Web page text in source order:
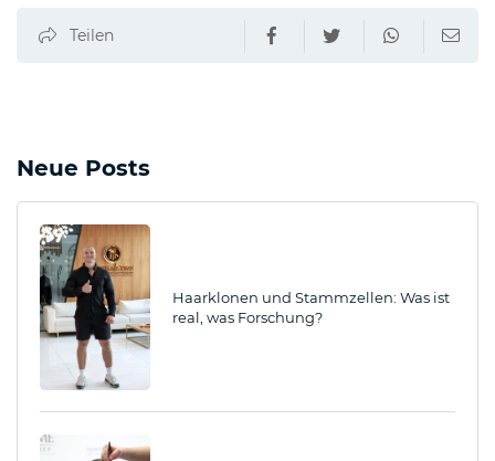
Teilen
Neue Posts
Haarklonen und Stammzellen: Was ist
real, was Forschung?